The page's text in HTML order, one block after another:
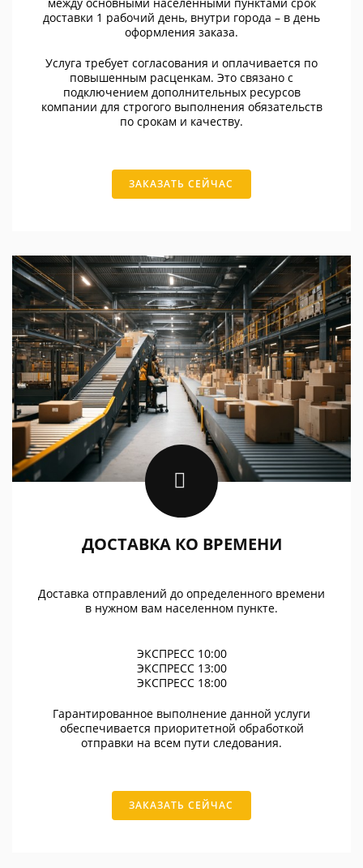
доставки 1 рабочий день, внутри города – в день
оформления заказа.
Услуга требует согласования и оплачивается по
повышенным расценкам. Это связано с
подключением дополнительных ресурсов
компании для строгого выполнения обязательств
по срокам и качеству.
ЗАКАЗАТЬ СЕЙЧАС
ДОСТАВКА КО ВРЕМЕНИ
Доставка отправлений до определенного времени
в нужном вам населенном пункте.
ЭКСПРЕСС 10:00
ЭКСПРЕСС 13:00
ЭКСПРЕСС 18:00
Гарантированное выполнение данной услуги
обеспечивается приоритетной обработкой
отправки на всем пути следования.
ЗАКАЗАТЬ СЕЙЧАС